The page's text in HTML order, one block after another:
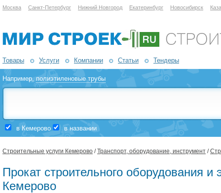
Москва Санкт-Петербург Нижний Новгород Екатеринбург Новосибирск
Товары Услуги Компании Статьи Тендеры
Например,полиэтиленовые трубы
в Кемерово в названии
Строительные услуги Кемерово /Транспорт, оборудование, инструмент /
Прокат строительного оборудования и
Кемерово